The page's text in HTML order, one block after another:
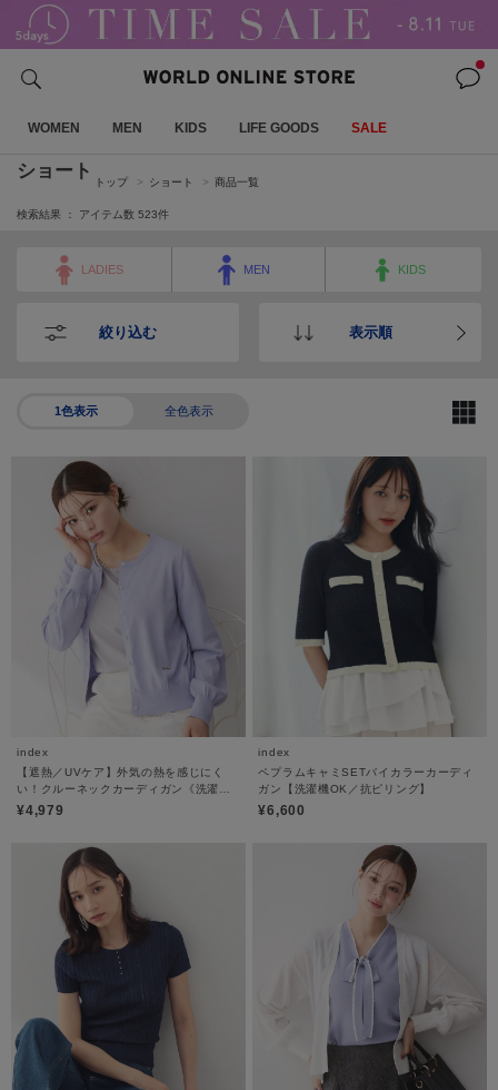
WOMEN MEN KIDS LIFE GOODS SALE
ショート
トップ ショート 商品一覧
検索結果 ： アイテム数 523件
LADIES MEN KIDS
絞り込む 表示順
1色表示 全色表示
index
【遮熱／UVケア】外気の熱を感じにく
い！クルーネックカーディガン《洗濯機
OK／抗ピリング／6col》
¥4,979
index
ペプラムキャミSETバイカラーカーディ
ガン【洗濯機OK／抗ピリング】
¥6,600